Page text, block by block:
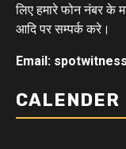
लिए हमारे फोन नंबर के
आदि पर सम्पर्क करे।
Email:
CALENDER